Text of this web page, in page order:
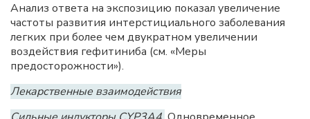
Анализ ответа на экспозицию показал увеличение
частоты развития интерстициального заболевания
легких при более чем двукратном увеличении
воздействия гефитиниба (см. «Меры
предосторожности»).
Лекарственные взаимодействия